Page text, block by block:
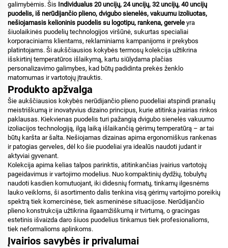
galimybėmis. Šis Individualus 20 uncijų, 24 uncijų, 32 uncijų, 40 uncijų
puodelis, iš nerūdijančio plieno, dvigubo sienelės, vakuumu izoliuotas,
nešiojamasis kelioninis puodelis su logotipu, rankena, gervele yra
šiuolaikinės puodelių technologijos viršūnė, sukurtas specialiai
korporaciniams klientams, reklaminiams kampanijoms ir prekybos
platintojams. Ši aukščiausios kokybės termosų kolekcija užtikrina
išskirtinį temperatūros išlaikymą, kartu siūlydama plačias
personalizavimo galimybes, kad būtų padidinta prekės ženklo
matomumas ir vartotojų įtrauktis.
Produkto apžvalga
Šie aukščiausios kokybės nerūdijančio plieno puodeliai atspindi pranašų
meistriškumą ir inovatyvius dizaino principus, kurie atitinka įvairias rinkos
paklausas. Kiekvienas puodelis turi pažangią dvigubo sienelės vakuumo
izoliacijos technologiją, ilgą laiką išlaikančią gėrimų temperatūrą – ar tai
būtų karšta ar šalta. Nešiojamas dizainas apima ergonomiškus rankenas
ir patogias gerveles, dėl ko šie puodeliai yra idealūs naudoti judant ir
aktyviai gyvenant.
Kolekcija apima kelias talpos parinktis, atitinkančias įvairius vartotojų
pageidavimus ir vartojimo modelius. Nuo kompaktinių dydžių, tobulytų
naudoti kasdien komutuojant, iki didesnių formatų, tinkamų ilgesnėms
lauko veikloms, ši asortimento dalis tenkina visą gėrimų vartojimo poreikių
spektrą tiek komercinėse, tiek asmeninėse situacijose. Nerūdijančio
plieno konstrukcija užtikrina ilgaamžiškumą ir tvirtumą, o gracingas
estetinis išvaizda daro šiuos puodelius tinkamus tiek profesionalioms,
tiek neformalioms aplinkoms.
Įvairios savybės ir privalumai